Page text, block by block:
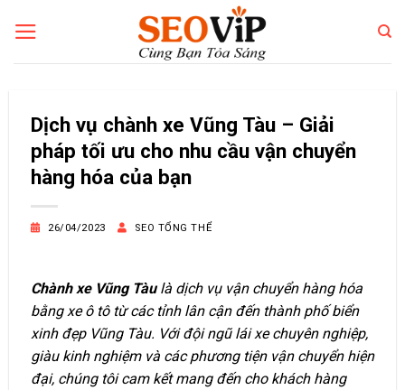
qua
Dịch vụ chành xe Vũng Tàu – Giải
pháp tối ưu cho nhu cầu vận chuyển
hàng hóa của bạn
26/04/2023 SEO TỔNG THỂ
Chành xe Vũng Tàulà dịch vụ vận chuyển hàng hóa
bằng xe ô tô từ các tỉnh lân cận đến thành phố biển
xinh đẹp Vũng Tàu. Với đội ngũ lái xe chuyên nghiệp,
giàu kinh nghiệm và các phương tiện vận chuyển hiện
đại, chúng tôi cam kết mang đến cho khách hàng